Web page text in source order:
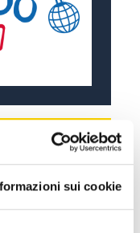
sui cookie
TUTTE LE NOTIZIE